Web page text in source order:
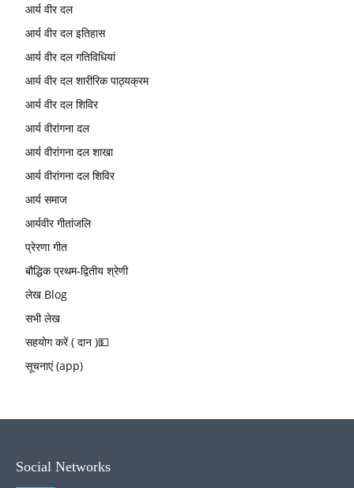
आर्य वीर दल
आर्य वीर दल इतिहास
आर्य वीर दल गतिविधियां
आर्य वीर दल शारीरिक पाठ्यक्रम
आर्य वीर दल शिविर
आर्य वीरांगना दल
आर्य वीरांगना दल शाखा
आर्य वीरांगना दल शिविर
आर्य समाज
आर्यवीर गीतांजलि
प्रेरणा गीत
बौद्धिक प्रथम-द्वितीय श्रेणी
लेख Blog
सभी लेख
सहयोग करें ( दान )💵
सूचनाएं (app)
Social Networks